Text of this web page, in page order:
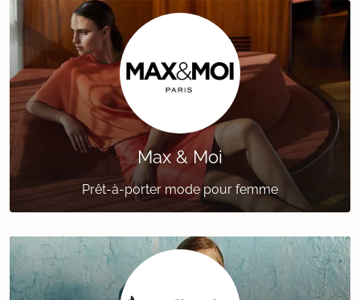
Max & Moi
Prêt-à-porter mode pour femme